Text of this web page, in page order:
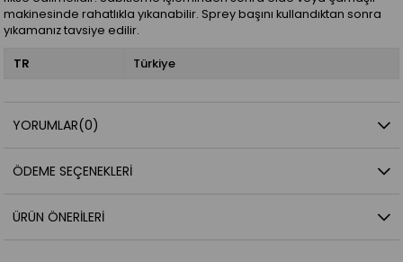
makinesinde rahatlıkla yıkanabilir. Sprey başını kullandıktan sonra
yıkamanız tavsiye edilir.
TR Türkiye
YORUMLAR(0)
ÖDEME SEÇENEKLERI
ÜRÜN ÖNERILERI